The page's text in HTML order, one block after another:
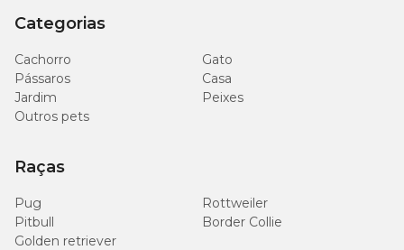
Categorias
Cachorro
Gato
Pássaros
Casa
Jardim
Peixes
Outros pets
Raças
Pug
Rottweiler
Pitbull
Border Collie
Golden retriever